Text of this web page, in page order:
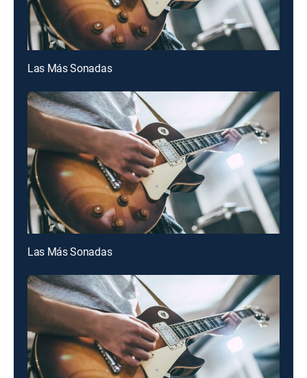
Las Más Sonadas
Las Más Sonadas